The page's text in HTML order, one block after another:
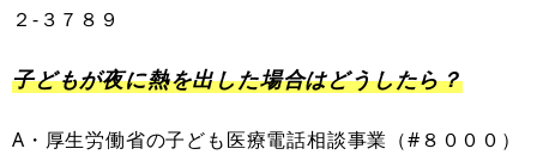
２-３７８９
子どもが夜に熱を出した場合はどうしたら？
A・厚生労働省の子ども医療電話相談事業（#８０００）